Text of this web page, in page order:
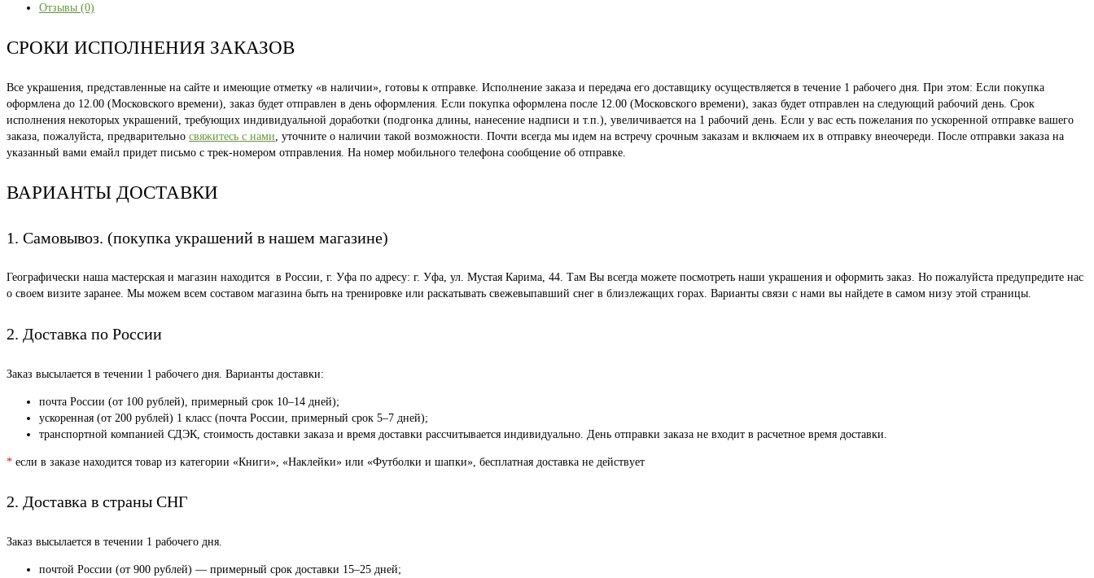
Отзывы (0)
СРОКИ ИСПОЛНЕНИЯ ЗАКАЗОВ
Все украшения, представленные на сайте и имеющие отметку «в наличии», готовы к отправке. Исполнение заказа и передача его доставщику осуществляется в течение 1 рабочего дня. При этом: Если покупка
оформлена до 12.00 (Московского времени), заказ будет отправлен в день оформления. Если покупка оформлена после 12.00 (Московского времени), заказ будет отправлен на следующий рабочий день. Срок
исполнения некоторых украшений, требующих индивидуальной доработки (подгонка длины, нанесение надписи и т.п.), увеличивается на 1 рабочий день. Если у вас есть пожелания по ускоренной отправке вашего
заказа, пожалуйста, предварительно свяжитесь с нами, уточните о наличии такой возможности. Почти всегда мы идем на встречу срочным заказам и включаем их в отправку внеочереди. После отправки заказа на
указанный вами емайл придет письмо с трек-номером отправления. На номер мобильного телефона сообщение об отправке.
ВАРИАНТЫ ДОСТАВКИ
1. Самовывоз. (покупка украшений в нашем магазине)
Географически наша мастерская и магазин находится в России, г. Уфа по адресу: г. Уфа, ул. Мустая Карима, 44. Там Вы всегда можете посмотреть наши украшения и оформить заказ. Но пожалуйста предупредите нас
о своем визите заранее. Мы можем всем составом магазина быть на тренировке или раскатывать свежевыпавший снег в близлежащих горах. Варианты связи с нами вы найдете в самом низу этой страницы.
2. Доставка по России
Заказ высылается в течении 1 рабочего дня. Варианты доставки:
почта России (от 100 рублей), примерный срок 10–14 дней);
ускоренная (от 200 рублей) 1 класс (почта России, примерный срок 5–7 дней);
транспортной компанией СДЭК, стоимость доставки заказа и время доставки рассчитывается индивидуально. День отправки заказа не входит в расчетное время доставки.
* если в заказе находится товар из категории «Книги», «Наклейки» или «Футболки и шапки», бесплатная доставка не действует
2. Доставка в страны СНГ
Заказ высылается в течении 1 рабочего дня.
почтой России (от 900 рублей) — примерный срок доставки 15–25 дней;